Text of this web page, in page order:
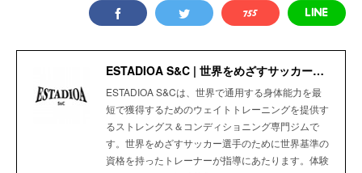
ESTADIOA S&C | 世界をめざすサッカー選手のためのStrength＆Conditioning Gym
ESTADIOA S&Cは、世界で通用する身体能力を最
短で獲得するためのウェイトトレーニングを提供す
るストレングス＆コンディショニング専門ジムで
す。世界をめざすサッカー選手のために世界基準の
資格を持ったトレーナーが指導にあたります。体験